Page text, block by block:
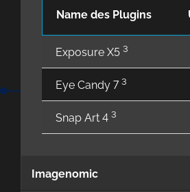
Name des Plugins
Exposure X5 3
Eye Candy 73
Snap Art 4 3
Imagenomic